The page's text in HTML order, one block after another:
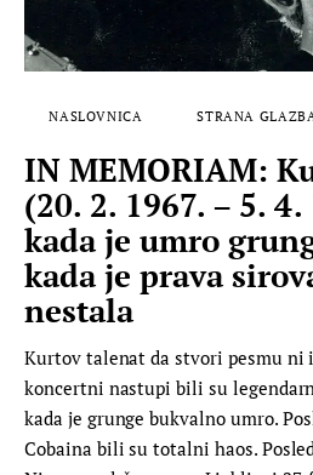
NASLOVNICA STRANA
IN MEMORIAM:
(20. 2. 1967. – 5.
kada je umro
kada je prava
nestala
Kurtov talenat da stvori pesmu ni
koncertni nastupi bili su
kada je grunge bukvalno umro.
Cobaina bili su totalni haos.